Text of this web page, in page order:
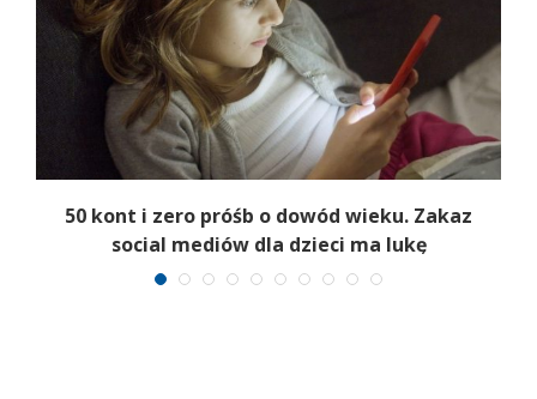
50 kont i zero próśb o dowód wieku. Zakaz
social mediów dla dzieci ma lukę